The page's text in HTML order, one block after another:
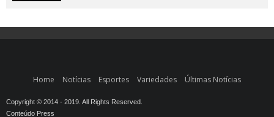
Home Notícias Esportes Variedades Últimas Notícias
Copyright © 2014 - 2019. All Rights Reserved.
Conteúdo Press